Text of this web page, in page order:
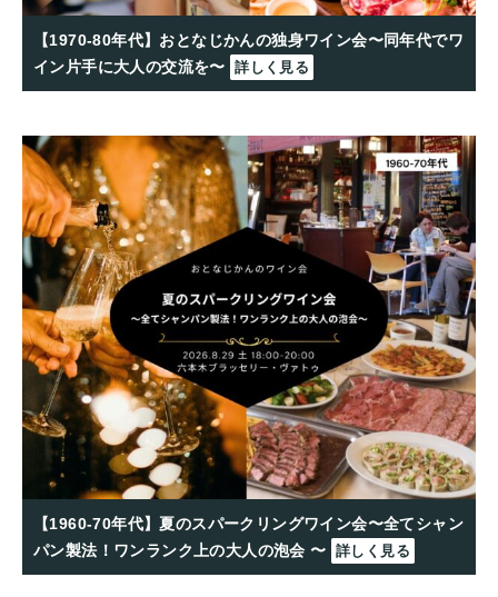
【1970-80年代】おとなじかんの独身ワイン会〜同年代でワ
イン片手に大人の交流を〜
詳しく見る
【1960-70年代】夏のスパークリングワイン会〜全てシャン
パン製法！ワンランク上の大人の泡会 〜 詳しく見る